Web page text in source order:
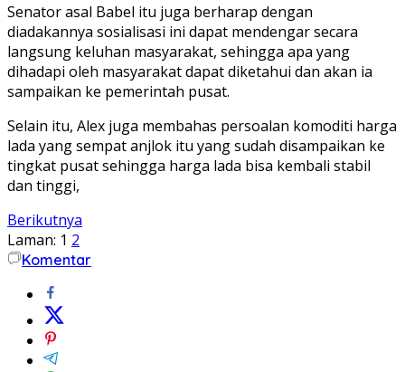
Senator asal Babel itu juga berharap dengan
diadakannya sosialisasi ini dapat mendengar secara
langsung keluhan masyarakat, sehingga apa yang
dihadapi oleh masyarakat dapat diketahui dan akan ia
sampaikan ke pemerintah pusat.
Selain itu, Alex juga membahas persoalan komoditi harga
lada yang sempat anjlok itu yang sudah disampaikan ke
tingkat pusat sehingga harga lada bisa kembali stabil
dan tinggi,
Berikutnya
Laman: 1 2
Komentar